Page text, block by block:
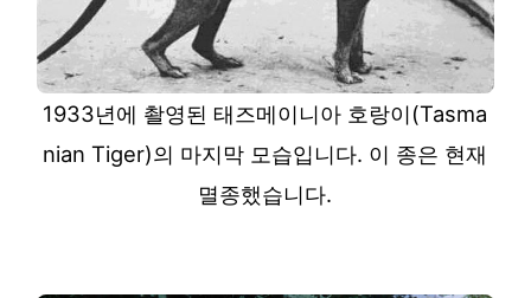
1933년에 촬영된 태즈메이니아 호랑이(Tasma
nian Tiger)의 마지막 모습입니다. 이 종은 현재
멸종했습니다.